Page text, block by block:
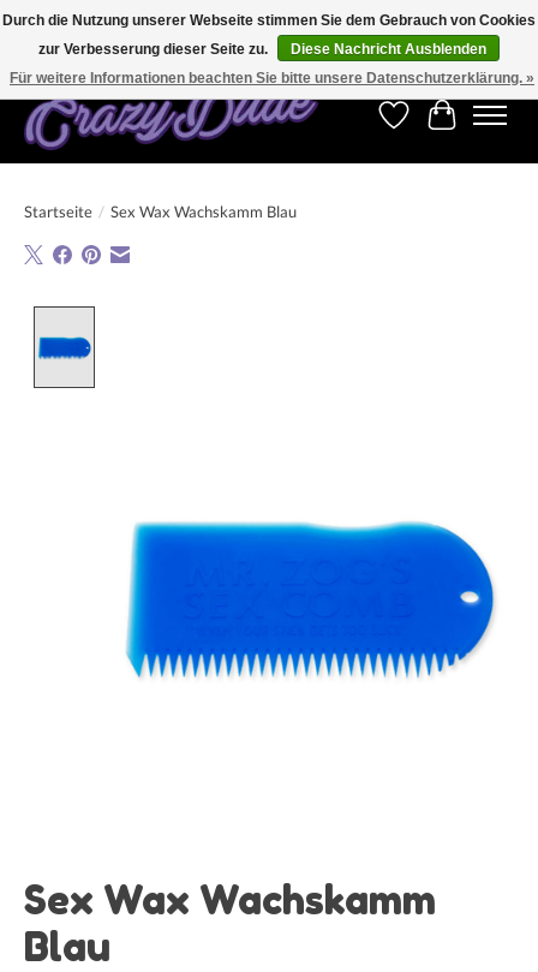
Kostenfreier Versand für Bestellungen ab 250 €. Weltweite Lieferung!
Wunschzettel
Ihr
Startseite / Sex Wax Wachskamm Blau
Sex Wax Wachskamm
Blau
Durch die Nutzung unserer Webseite stimmen Sie dem Gebrauch von Cookies
zur Verbesserung dieser Seite zu.
Diese Nachricht Ausblenden
Für weitere Informationen beachten Sie bitte unsere Datenschutzerklärung. »